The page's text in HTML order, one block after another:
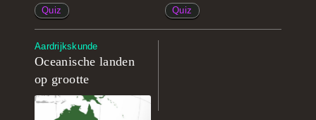
Quiz
Quiz
Aardrijkskunde
Oceanische landen
op grootte